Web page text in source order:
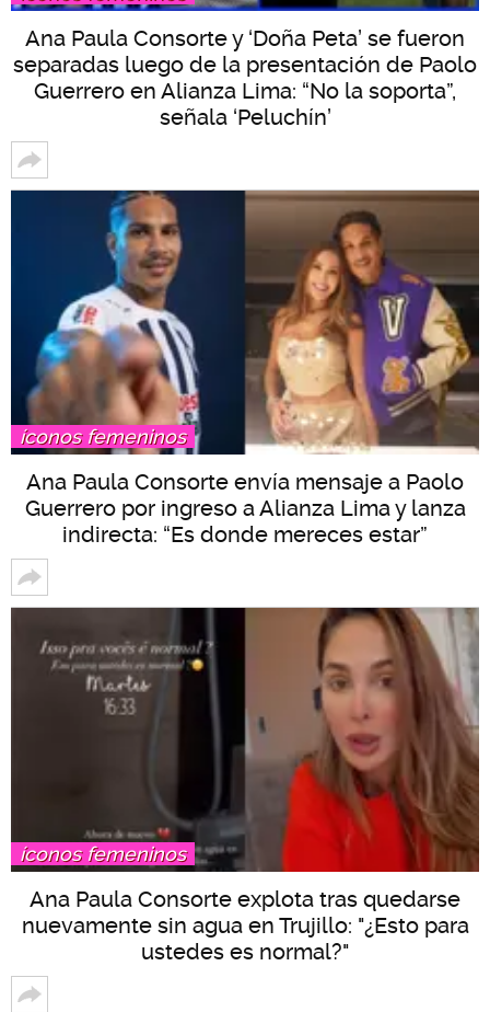
Ana Paula Consorte y ‘Doña Peta’ se fueron
separadas luego de la presentación de Paolo
Guerrero en Alianza Lima: “No la soporta”,
señala ‘Peluchín’
íconos femeninos
Ana Paula Consorte envía mensaje a Paolo
Guerrero por ingreso a Alianza Lima y lanza
indirecta: “Es donde mereces estar”
íconos femeninos
Ana Paula Consorte explota tras quedarse
nuevamente sin agua en Trujillo: "¿Esto para
ustedes es normal?"